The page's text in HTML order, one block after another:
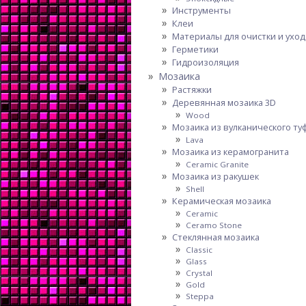
Инструменты
Клеи
Материалы для очистки и
Герметики
Гидроизоляция
Мозаика
Растяжки
Деревянная мозаика 3D
Wood
Мозаика из вулканического
Lava
Мозаика из керамогранита
Ceramic Granite
Мозаика из ракушек
Shell
Керамическая мозаика
Ceramic
Ceramo Stone
Стеклянная мозаика
Classic
Glass
Crystal
Gold
Steppa